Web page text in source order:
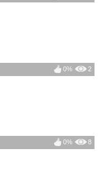
2
0%
8
0%